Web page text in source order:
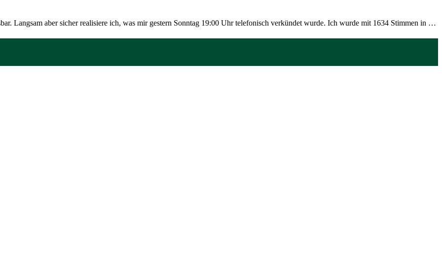
Langsam aber sicher realisiere ich, was mir gestern Sonntag 19:00 Uhr telefonisch verkündet wurde. Ich wurde mit 1634 Stimmen in …